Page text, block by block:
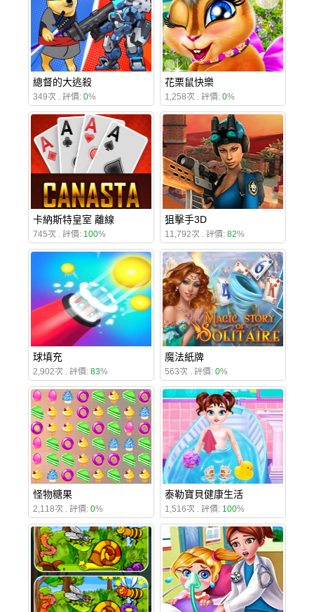
總督的大逃殺
349次 . 評價: 0%
花栗鼠快樂
1,258次 . 評價: 0%
卡納斯特皇室 離線
745次 . 評價: 100%
狙擊手3D
11,792次 . 評價: 82%
球填充
2,902次 . 評價: 83%
魔法紙牌
563次 . 評價: 0%
怪物糖果
2,118次 . 評價: 0%
泰勒寶貝健康生活
1,516次 . 評價: 100%